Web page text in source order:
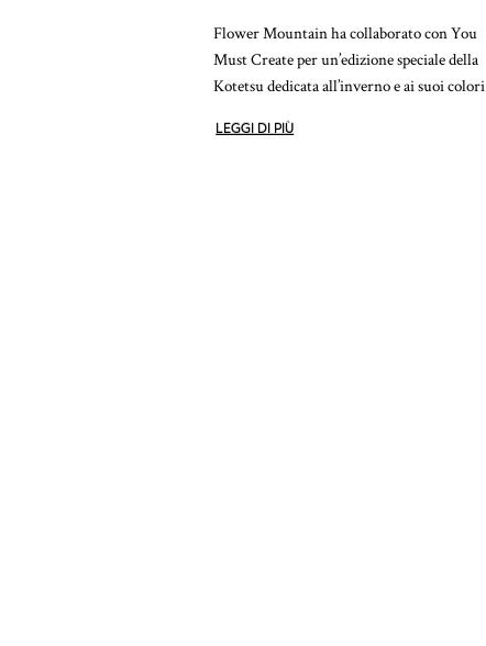
Flower Mountain ha collaborato con You
Must Create per un’edizione speciale della
Kotetsu dedicata all’inverno e ai suoi colori
LEGGI DI PIÙ